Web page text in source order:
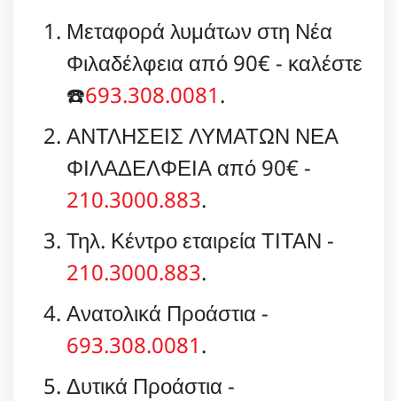
Μεταφορά λυμάτων στη Νέα
Φιλαδέλφεια από 90€ - καλέστε
☎️693.308.0081.
ΑΝΤΛΗΣΕΙΣ ΛΥΜΑΤΩΝ ΝΕΑ
ΦΙΛΑΔΕΛΦΕΙΑ από 90€ -
210.3000.883.
Τηλ. Κέντρο εταιρεία ΤΙΤΑΝ -
210.3000.883.
Ανατολικά Προάστια -
693.308.0081.
Δυτικά Προάστια -